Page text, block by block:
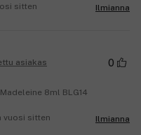
sitten
Ilmianna
asiakas 0
8ml BLG14
vuosi sitten
Ilmianna